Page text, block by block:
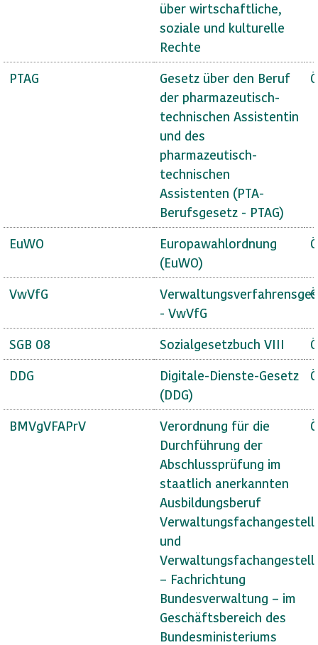
über wirtschaftliche,
soziale und kulturelle
Rechte
PTAG
Gesetz über den Beruf
der pharmazeutisch-
technischen Assistentin
und des
pharmazeutisch-
technischen
Assistenten (PTA-
Berufsgesetz - PTAG)
EuWO
Europawahlordnung
(EuWO)
VwVfG
- VwVfG
SGB 08 Sozialgesetzbuch VIII
DDG
Digitale-Dienste-Gesetz
(DDG)
BMVgVFAPrV
Verordnung für die
Durchführung der
Abschlussprüfung im
staatlich anerkannten
Ausbildungsberuf
und
– Fachrichtung
Bundesverwaltung – im
Geschäftsbereich des
Bundesministeriums